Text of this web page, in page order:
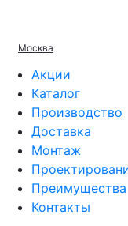
Москва
Акции
Каталог
Производство
Доставка
Монтаж
Преимущества
Контакты